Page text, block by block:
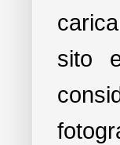
sito